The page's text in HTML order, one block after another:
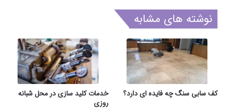
نوشته های مشابه
کف سابی سنگ چه فایده ای دارد؟
خدمات کلید سازی در محل شبانه
روزی